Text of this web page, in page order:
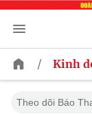
/ Kinh
Theo dõi Báo